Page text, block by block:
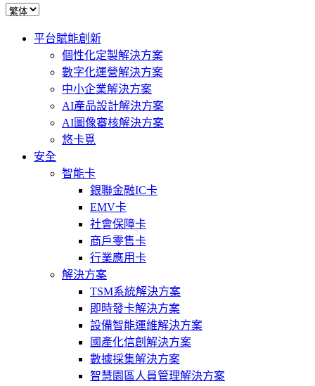
平台賦能創新
個性化定製解決方案
數字化運營解決方案
中小企業解決方案
AI產品設計解決方案
AI圖像審核解決方案
悠卡覓
安全
智能卡
銀聯金融IC卡
EMV卡
社會保障卡
商戶零售卡
行業應用卡
解決方案
TSM系統解決方案
即時發卡解決方案
設備智能運維解決方案
國產化信創解決方案
數據採集解決方案
智慧園區人員管理解決方案